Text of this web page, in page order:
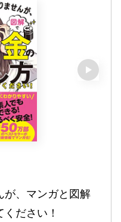
が、マンガと図解
ださい！